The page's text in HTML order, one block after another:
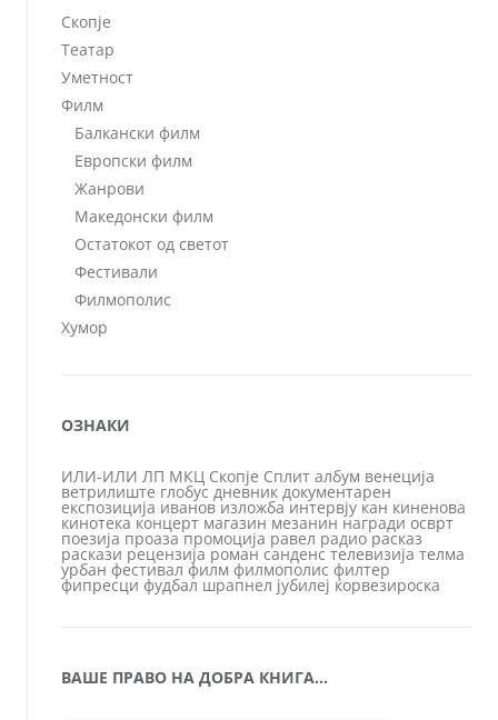
Скопје
Театар
Уметност
Филм
Балкански филм
Европски филм
Жанрови
Македонски филм
Остатокот од светот
Фестивали
Филмополис
Хумор
ОЗНАКИ
ИЛИ-ИЛИ ЛП МКЦ Скопје Сплит албум венеција
ветрилиште глобус дневник документарен
експозиција иванов изложба интервју кан киненова
кинотека концерт магазин мезанин награди осврт
поезија проаза промоција равел радио расказ
раскази рецензија роман санденс телевизија телма
урбан фестивал филм филмополис филтер
фипресци фудбал шрапнел јубилеј ќорвезироска
ВАШЕ ПРАВО НА ДОБРА КНИГА…